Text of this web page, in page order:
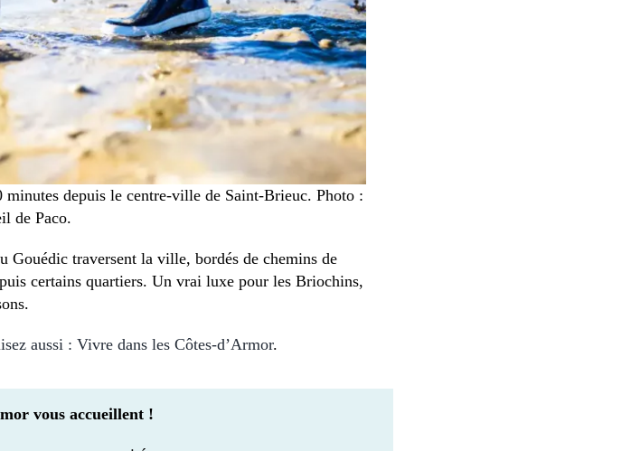
minutes depuis le centre-ville de Saint-Brieuc. Photo :
de Paco.
Gouédic traversent la ville, bordés de chemins de
certains quartiers. Un vrai luxe pour les Briochins,
aussi : Vivre dans les Côtes-d’Armor.
vous accueillent !